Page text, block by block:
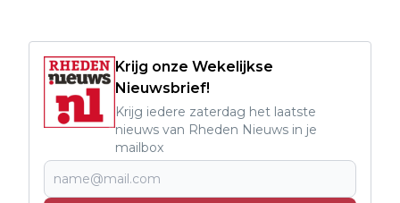
Krijg onze Wekelijkse
Nieuwsbrief!
Krijg iedere zaterdag het laatste
nieuws van Rheden Nieuws in je
mailbox